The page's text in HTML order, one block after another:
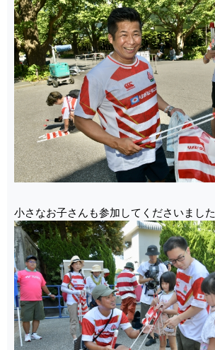
小さなお子さんも参加してくださいました